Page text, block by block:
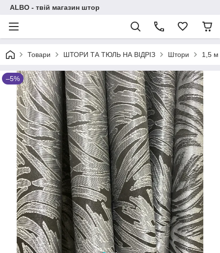
ALBO - твій магазин штор
Товари ШТОРИ ТА ТЮЛЬ НА ВІДРІЗ Штори 1,5 м
–5%